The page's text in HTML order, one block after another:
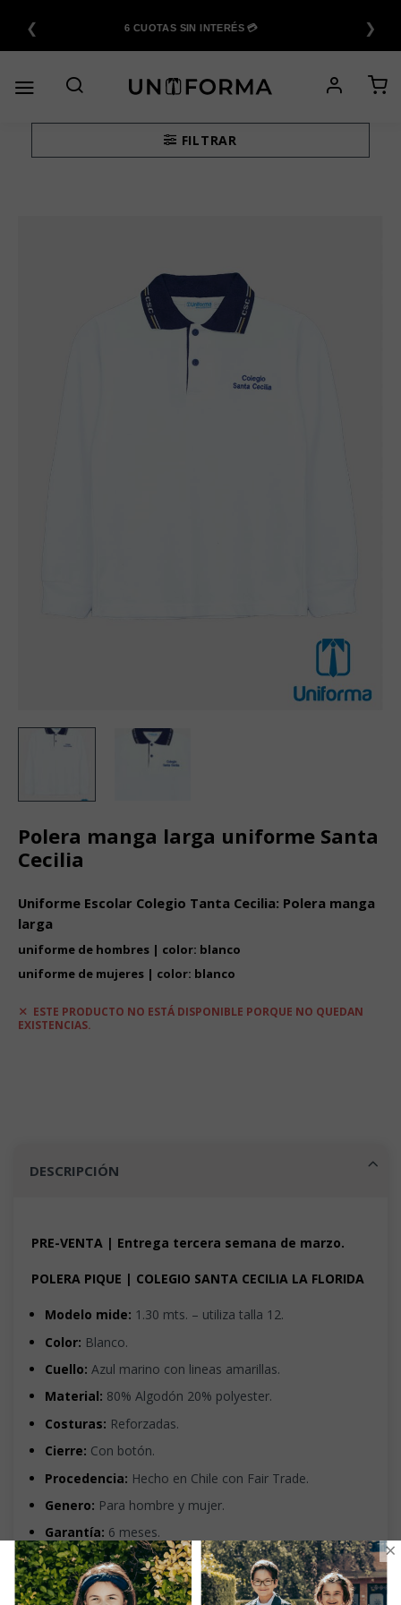
contenido
❮ 6 CUOTAS SIN INTERÉS 💳 ❯
FILTRAR
Polera manga larga uniforme Santa
Cecilia
Uniforme Escolar Colegio Tanta Cecilia: Polera manga
larga
uniforme de hombres | color: blanco
uniforme de mujeres | color: blanco
ESTE PRODUCTO NO ESTÁ DISPONIBLE PORQUE NO QUEDAN
EXISTENCIAS.
DESCRIPCIÓN
PRE-VENTA | Entrega tercera semana de marzo.
POLERA PIQUE | COLEGIO SANTA CECILIA LA FLORIDA
Modelo mide: 1.30 mts. – utiliza talla 12.
Color: Blanco.
Cuello: Azul marino con lineas amarillas.
Material: 80% Algodón 20% polyester.
Costuras: Reforzadas.
Cierre: Con botón.
Procedencia: Hecho en Chile con Fair Trade.
Genero: Para hombre y mujer.
Garantía: 6 meses.
Uso:diario por todos los alumnos de todos los cursos.
_______________
×